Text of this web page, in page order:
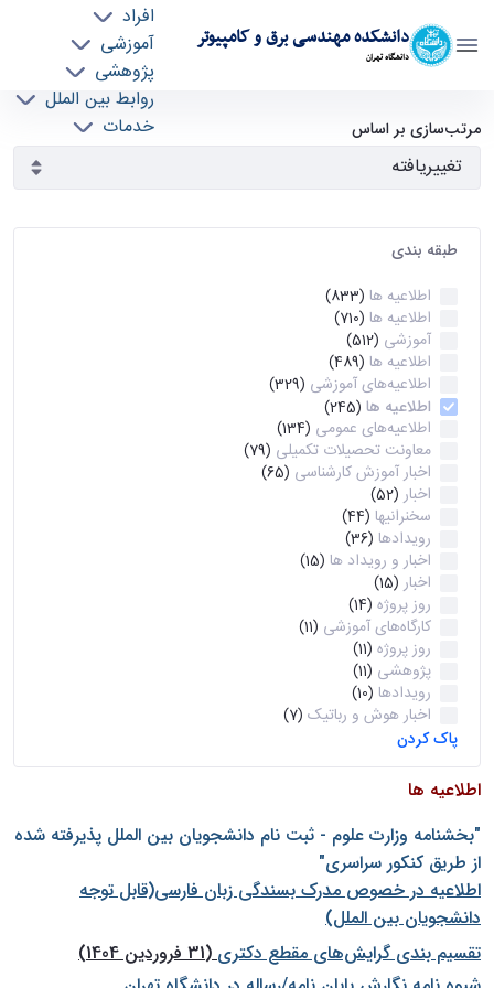
دانشکده مهندسی برق و کامپیوتر
دانشگاه تهران
افراد
آموزشی
پژوهشی
روابط بین الملل
خدمات
آرشیو اطلاعیه ها - ece- دانشکده مهندسی برق و
کامپیوتر
مرتب‌سازی بر اساس
طبقه بندی
اطلاعیه ها (833)
اطلاعیه ها (710)
آموزشی (512)
اطلاعیه ها (489)
اطلاعیه‌های‌ آموزشی (329)
اطلاعیه ها (245)
اطلاعیه‌های عمومی (134)
معاونت تحصیلات تکمیلی (79)
اخبار آموزش کارشناسی (65)
اخبار (52)
سخنرانیها (44)
رویدادها (36)
اخبار و رویداد ها (15)
اخبار (15)
روز پروژه (14)
کارگاه‌های آموزشی (11)
روز پروژه (11)
پژوهشی (11)
رویدادها (10)
اخبار هوش و رباتیک (7)
پاک کردن
اطلاعیه ها
"بخشنامه وزارت علوم - ثبت نام دانشجويان بين الملل پذيرفته شده
از طريق كنكور سراسری"
اطلاعیه در خصوص مدرک بسندگی زبان فارسی(قابل توجه
دانشجویان بین الملل)
تقسیم بندی گرایش‌های مقطع دکتری(31 فروردین 1404)